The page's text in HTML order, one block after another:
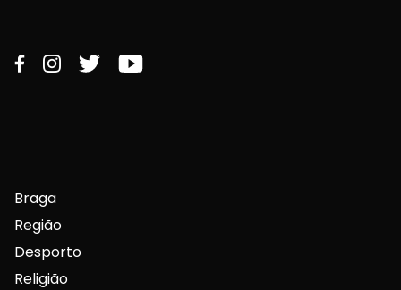
Braga
Região
Desporto
Religião